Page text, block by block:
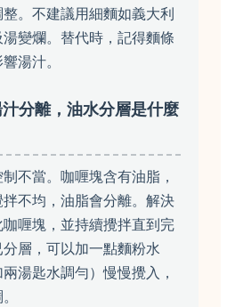
。不建議用細麵如義大利
變爛。替代時，記得麵條
湯汁。
分離，油水分層是什麼
不當。咖喱塊含有油脂，
不均，油脂會分離。解決
喱塊，並持續攪拌直到完
層，可以加一點麵粉水
兩湯匙水調勻）慢慢攪入，